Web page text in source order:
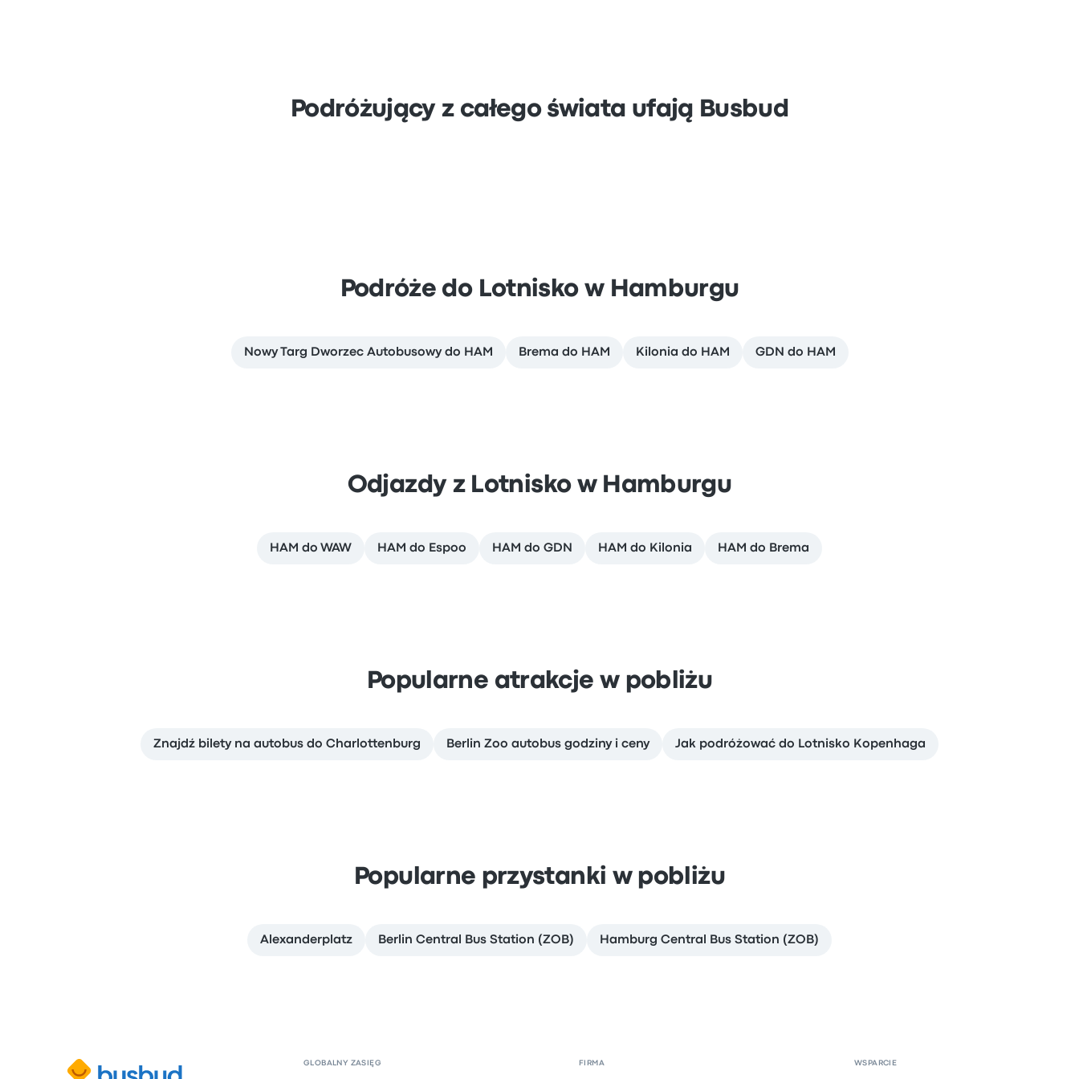
Podróżujący z całego świata ufają Busbud
Podróże do Lotnisko w Hamburgu
Nowy Targ Dworzec Autobusowy do HAM Brema do HAM Kilonia do HAM GDN do HAM
Odjazdy z Lotnisko w Hamburgu
HAM do WAW HAM do Espoo HAM do GDN HAM do Kilonia HAM do Brema
Popularne atrakcje w pobliżu
Znajdź bilety na autobus do Charlottenburg Berlin Zoo autobus godziny i ceny Jak podróżować do Lotnisko Kopenhaga
Popularne przystanki w pobliżu
Alexanderplatz Berlin Central Bus Station (ZOB) Hamburg Central Bus Station (ZOB)
GLOBALNY ZASIĘG FIRMA WSPARCIE